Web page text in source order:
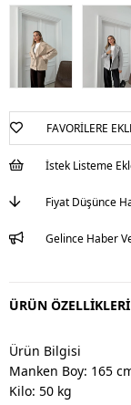
FAVORILERE
İstek Listeme
Fiyat Düşünce
Gelince Haber
ÜRÜN ÖZELLIKLERI
Ürün Bilgisi
Manken Boy: 165
Kilo: 50 kg